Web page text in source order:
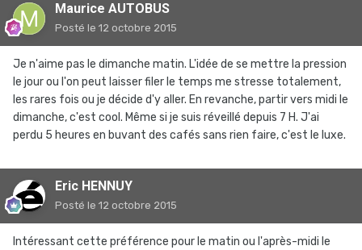
Maurice AUTOBUS
Posté le 12 octobre 2015
Je n'aime pas le dimanche matin. L'idée de se mettre la pression
le jour ou l'on peut laisser filer le temps me stresse totalement,
les rares fois ou je décide d'y aller. En revanche, partir vers midi le
dimanche, c'est cool. Même si je suis réveillé depuis 7 H. J'ai
perdu 5 heures en buvant des cafés sans rien faire, c'est le luxe.
Eric HENNUY
Posté le 12 octobre 2015
Intéressant cette préférence pour le matin ou l'après-midi le